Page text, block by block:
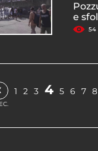
e
54
1 2 3 4 5 6 7 8